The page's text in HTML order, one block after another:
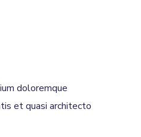
doloremque
et quasi architecto